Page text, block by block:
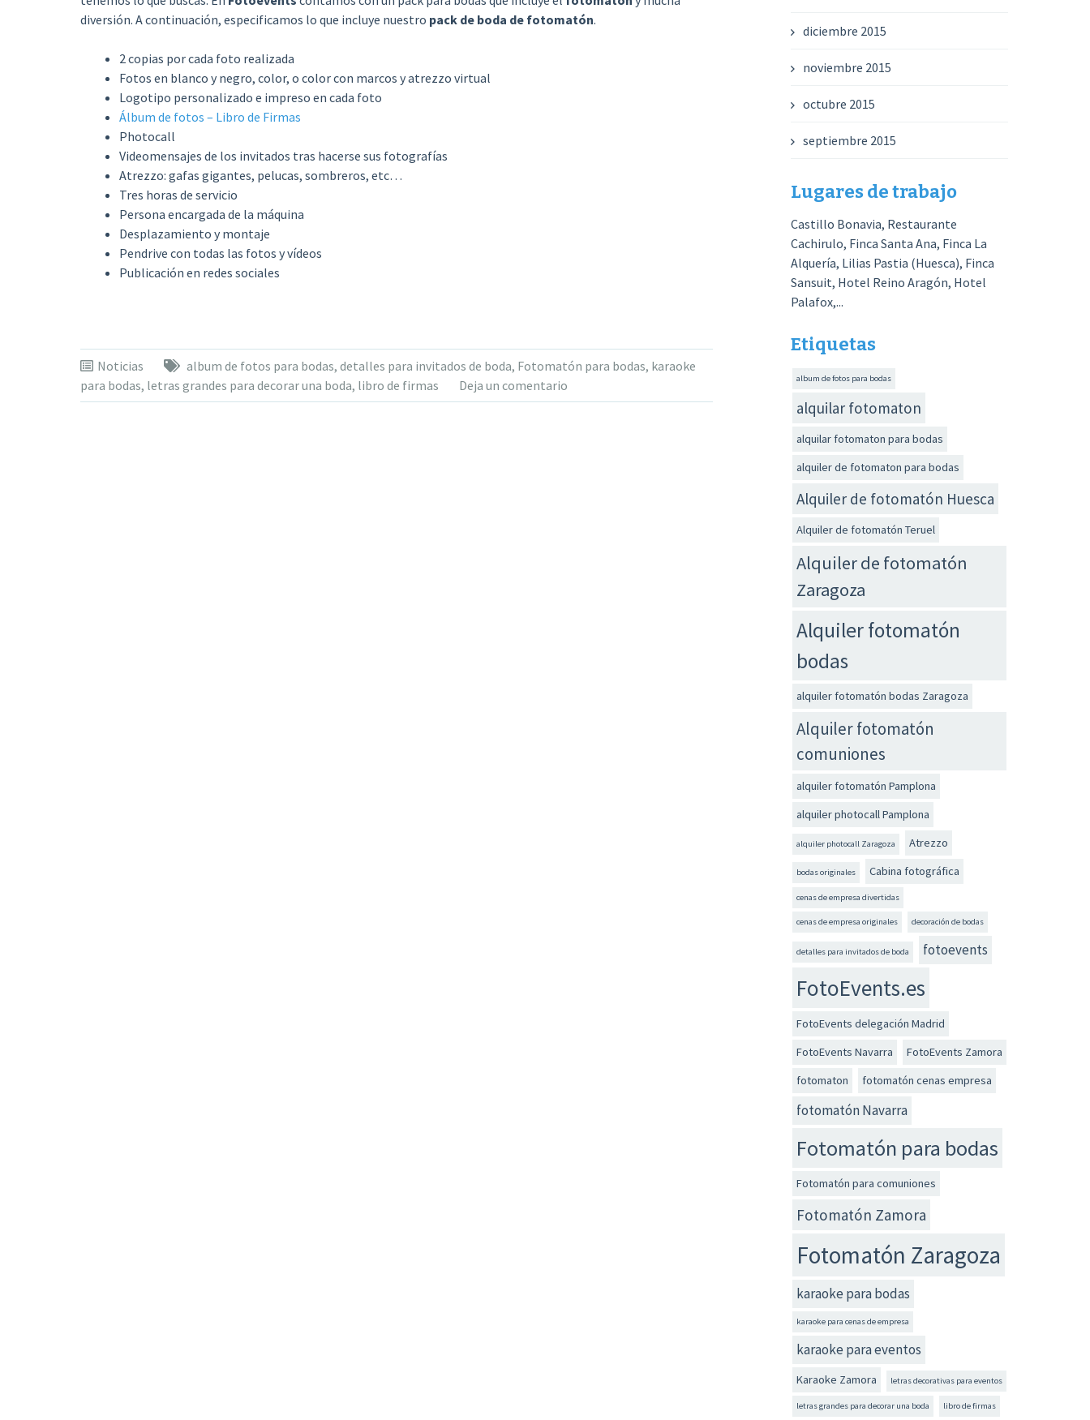
diversión. A continuación, especificamos lo que incluye nuestro pack de boda de fotomatón.
2 copias por cada foto realizada
Fotos en blanco y negro, color, o color con marcos y atrezzo virtual
Logotipo personalizado e impreso en cada foto
Álbum de fotos – Libro de Firmas
Photocall
Videomensajes de los invitados tras hacerse sus fotografías
Atrezzo: gafas gigantes, pelucas, sombreros, etc…
Tres horas de servicio
Persona encargada de la máquina
Desplazamiento y montaje
Pendrive con todas las fotos y vídeos
Publicación en redes sociales
Noticias album de fotos para bodas, detalles para invitados de boda, Fotomatón para bodas, karaoke
para bodas, letras grandes para decorar una boda, libro de firmas Deja un comentario
diciembre 2015
noviembre 2015
octubre 2015
septiembre 2015
Lugares de trabajo
Castillo Bonavia, Restaurante
Cachirulo, Finca Santa Ana, Finca La
Alquería, Lilias Pastia (Huesca), Finca
Sansuit, Hotel Reino Aragón, Hotel
Palafox,...
Etiquetas
album de fotos para bodas
alquilar fotomaton
alquilar fotomaton para bodas
alquiler de fotomaton para bodas
Alquiler de fotomatón Huesca
Alquiler de fotomatón Teruel
Alquiler de fotomatón
Zaragoza
Alquiler fotomatón
bodas
alquiler fotomatón bodas Zaragoza
Alquiler fotomatón
comuniones
alquiler fotomatón Pamplona
alquiler photocall Pamplona
alquiler photocall Zaragoza Atrezzo
bodas originales Cabina fotográfica
cenas de empresa divertidas
cenas de empresa originales decoración de bodas
detalles para invitados de boda fotoevents
FotoEvents.es
FotoEvents delegación Madrid
FotoEvents Navarra
FotoEvents Zamora
fotomaton
fotomatón cenas empresa
fotomatón Navarra
Fotomatón para bodas
Fotomatón para comuniones
Fotomatón Zamora
Fotomatón Zaragoza
karaoke para bodas
karaoke para cenas de empresa
karaoke para eventos
Karaoke Zamora letras decorativas para eventos
letras grandes para decorar una boda libro de firmas